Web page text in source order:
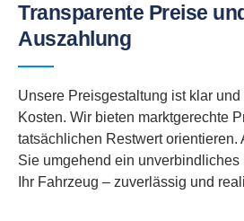
Transparente Preise
Auszahlung
Unsere Preisgestaltung ist klar
Kosten. Wir bieten marktgerechte
tatsächlichen Restwert orientieren.
Sie umgehend ein unverbindliches
Ihr Fahrzeug – zuverlässig und